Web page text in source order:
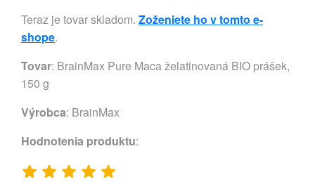
Teraz je tovar skladom. Zoženiete ho v tomto e-
shope.
Tovar: BrainMax Pure Maca želatinovaná BIO prášek,
150 g
Výrobca: BrainMax
Hodnotenia produktu: